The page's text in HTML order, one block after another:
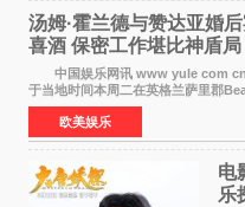
汤姆·霍兰德与赞达亚婚
喜酒 保密工作堪比神盾局
中国娱乐网讯 www yule com cn
于当地时间本周二在英格兰萨里郡
顿）举办婚宴，邀请家人与朋友们喝
欧美娱乐
电
乐